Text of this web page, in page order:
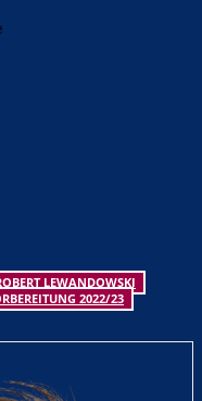
LEWANDOWSKI
2022/23